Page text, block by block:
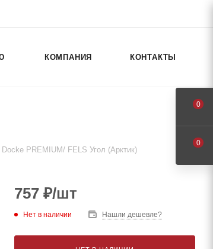
КОМПАНИЯ КОНТАКТЫ
Docke PREMIUM/ FELS Угол (Арктик)
757 ₽/шт
Нет в наличии Нашли дешевле?
0
0